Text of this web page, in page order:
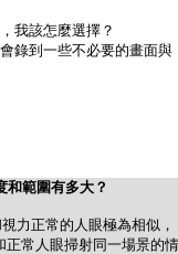
我該怎麼選擇？
錄到一些不必要的畫面與
和範圍有多大？
力正常的人眼極為相似，
正常人眼掃射同一場景的情